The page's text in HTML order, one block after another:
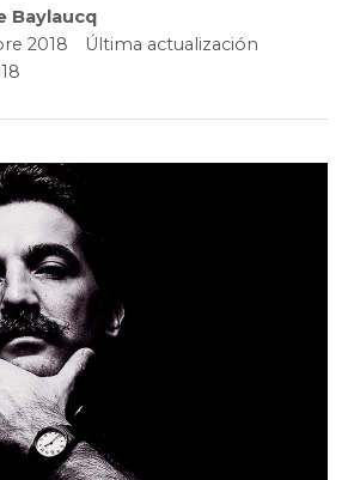
Baylaucq
2018
Última actualización